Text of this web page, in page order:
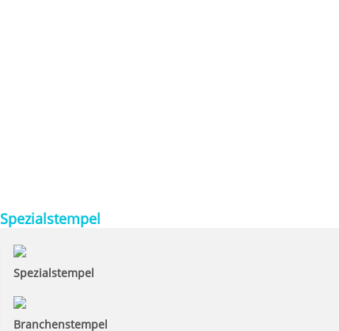
Spezialstempel
Spezialstempel
Branchenstempel